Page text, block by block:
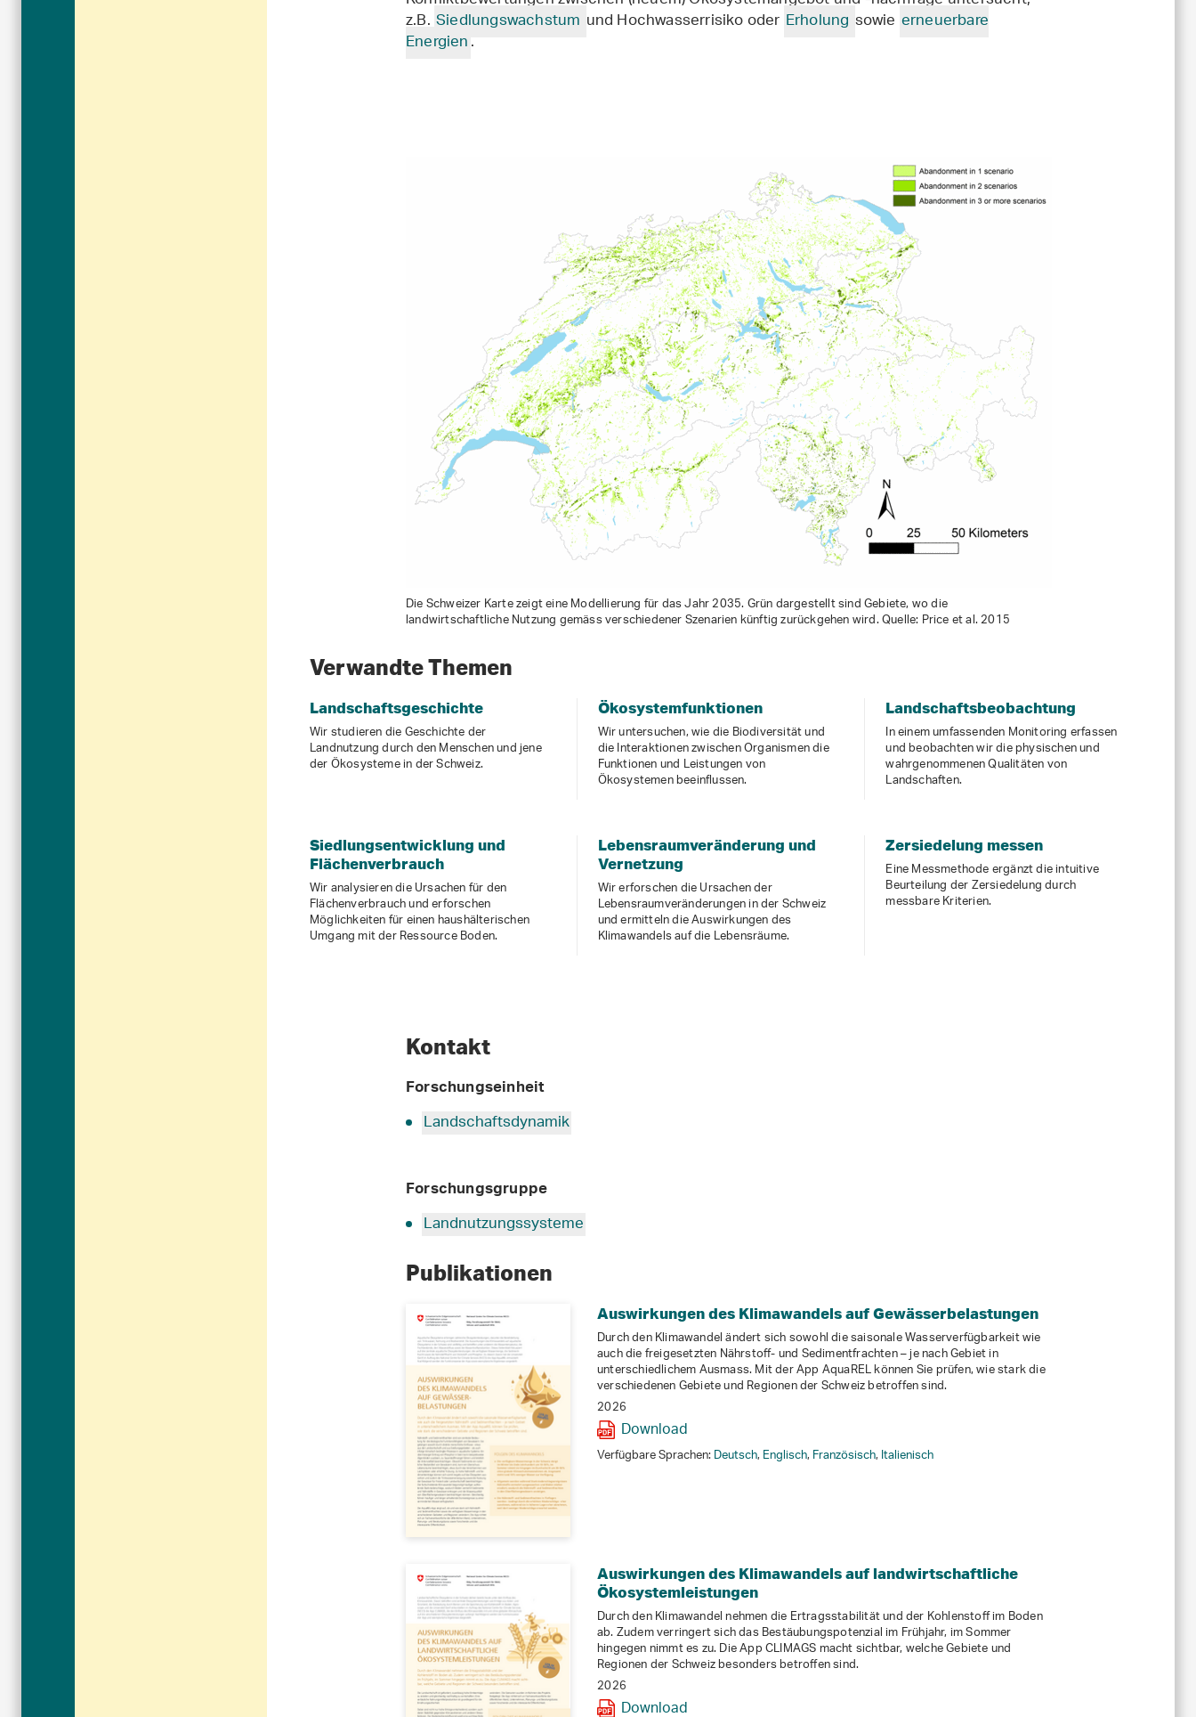
z.B.Siedlungswachstum und Hochwasserrisiko oder Erholung sowie erneuerbare
Energien.
Die Schweizer Karte zeigt eine Modellierung für das Jahr 2035. Grün dargestellt sind Gebiete, wo die
landwirtschaftliche Nutzung gemäss verschiedener Szenarien künftig zurückgehen wird. Quelle: Price et al. 2015
Verwandte Themen
Landschaftsgeschichte
Wir studieren die Geschichte der
Landnutzung durch den Menschen und jene
der Ökosysteme in der Schweiz.
Ökosystemfunktionen
Wir untersuchen, wie die Biodiversität und
die Interaktionen zwischen Organismen die
Funktionen und Leistungen von
Ökosystemen beeinflussen.
Landschaftsbeobachtung
In einem umfassenden Monitoring erfassen
und beobachten wir die physischen und
wahrgenommenen Qualitäten von
Landschaften.
Siedlungsentwicklung und
Flächenverbrauch
Wir analysieren die Ursachen für den
Flächenverbrauch und erforschen
Möglichkeiten für einen haushälterischen
Umgang mit der Ressource Boden.
Lebensraumveränderung und
Vernetzung
Wir erforschen die Ursachen der
Lebensraumveränderungen in der Schweiz
und ermitteln die Auswirkungen des
Klimawandels auf die Lebensräume.
Zersiedelung messen
Eine Messmethode ergänzt die intuitive
Beurteilung der Zersiedelung durch
messbare Kriterien.
Kontakt
Forschungseinheit
Landschaftsdynamik
Forschungsgruppe
Landnutzungssysteme
Publikationen
Auswirkungen des Klimawandels auf Gewässerbelastungen
Durch den Klimawandel ändert sich sowohl die saisonale Wasserverfügbarkeit wie
auch die freigesetzten Nährstoff- und Sedimentfrachten – je nach Gebiet in
unterschiedlichem Ausmass. Mit der App AquaREL können Sie prüfen, wie stark die
verschiedenen Gebiete und Regionen der Schweiz betroffen sind.
2026
Download
Verfügbare Sprachen:Deutsch,Englisch,Französisch,Italienisch
Auswirkungen des Klimawandels auf landwirtschaftliche
Ökosystemleistungen
Durch den Klimawandel nehmen die Ertragsstabilität und der Kohlenstoff im Boden
ab. Zudem verringert sich das Bestäubungspotenzial im Frühjahr, im Sommer
hingegen nimmt es zu. Die App CLIMAGS macht sichtbar, welche Gebiete und
Regionen der Schweiz besonders betroffen sind.
2026
Download